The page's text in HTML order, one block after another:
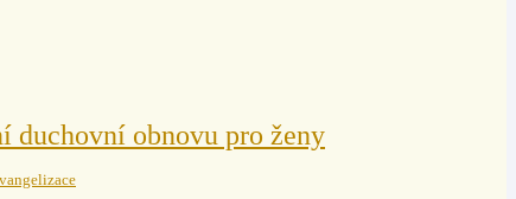
duchovní obnovu pro ženy